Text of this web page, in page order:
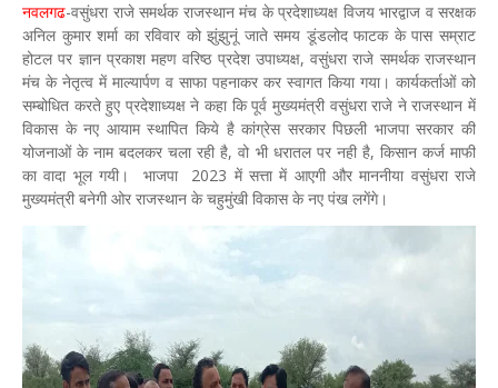
नवलगढ-वसुंधरा राजे समर्थक राजस्थान मंच के प्रदेशाध्यक्ष विजय भारद्वाज व सरक्षक
अनिल कुमार शर्मा का रविवार को झुंझुनूं जाते समय डूंडलोद फाटक के पास सम्राट
होटल पर ज्ञान प्रकाश महण वरिष्ठ प्रदेश उपाध्यक्ष, वसुंधरा राजे समर्थक राजस्थान
मंच के नेतृत्व में माल्यार्पण व साफा पहनाकर कर स्वागत किया गया। कार्यकर्ताओं को
सम्बोधित करते हुए प्रदेशाध्यक्ष ने कहा कि पूर्व मुख्यमंत्री वसुंधरा राजे ने राजस्थान में
विकास के नए आयाम स्थापित किये है कांग्रेस सरकार पिछली भाजपा सरकार की
योजनाओं के नाम बदलकर चला रही है, वो भी धरातल पर नही है, किसान कर्ज माफी
का वादा भूल गयी। भाजपा 2023 में सत्ता में आएगी और माननीया वसुंधरा राजे
मुख्यमंत्री बनेगी ओर राजस्थान के चहुमुंखी विकास के नए पंख लगेंगे।